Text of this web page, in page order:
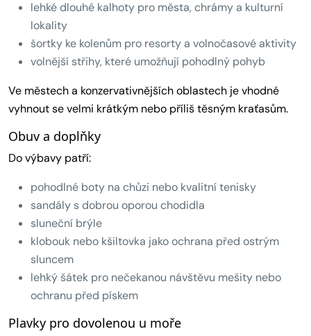
lehké dlouhé kalhoty pro města, chrámy a kulturní
lokality
šortky ke kolenům pro resorty a volnočasové aktivity
volnější střihy, které umožňují pohodlný pohyb
Ve městech a konzervativnějších oblastech je vhodné
vyhnout se velmi krátkým nebo příliš těsným kraťasům.
Obuv a doplňky
Do výbavy patří:
pohodlné boty na chůzi nebo kvalitní tenisky
sandály s dobrou oporou chodidla
sluneční brýle
klobouk nebo kšiltovka jako ochrana před ostrým
sluncem
lehký šátek pro nečekanou návštěvu mešity nebo
ochranu před pískem
Plavky pro dovolenou u moře